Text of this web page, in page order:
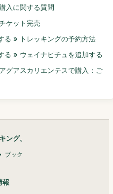
入に関する質問
ケット完売
る » トレッキングの予約方法
る » ウェイナピチュを追加する
グアスカリエンテスで購入：ご
ング。
ブック
報